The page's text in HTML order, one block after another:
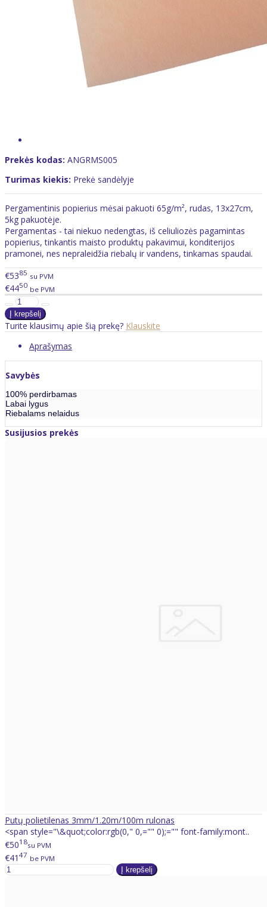
Prekės kodas: ANGRMS005
Turimas kiekis: Prekė sandėlyje
Pergamentinis popierius mėsai pakuoti 65g/m², rudas, 13x27cm,
5kg pakuotėje.
Pergamentas - tai niekuo nedengtas, iš celiuliozės pagamintas
popierius, tinkantis maisto produktų pakavimui, konditerijos
pramonei, nes nepraleidžia riebalų ir vandens, tinkamas spaudai.
€5385 su PVM
€4450 be PVM
Turite klausimų apie šią prekę? Klauskite
Aprašymas
Savybės
100% perdirbamas
Labai lygus
Riebalams nelaidus
Susijusios prekės
Putų polietilenas 3mm/1.20m/100m rulonas
<span style="\&quot;color:rgb(0," 0,="" 0);="" font-family:mont..
€5018su PVM
€41 47 be PVM